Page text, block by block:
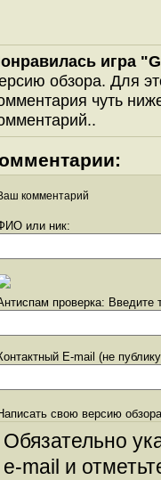
игра
обзора. Для
чуть
комментарий
или ник:
проверка: Введите
E-mail (не
свою версию
Обязательно
e-mail и